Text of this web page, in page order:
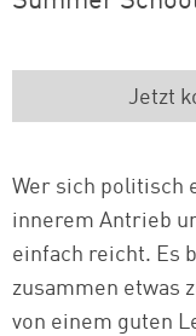
Jetzt
Wer sich politisch
innerem Antrieb
einfach reicht. Es
zusammen etwas
von einem guten